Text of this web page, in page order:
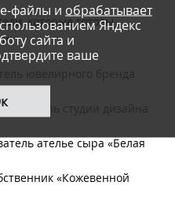
которые готовы
ювелирного бренда
студии дизайна
ателье сыра «Белая
«Кожевенной
файлы и обрабатывает
Яндекс
сайта и
ваше